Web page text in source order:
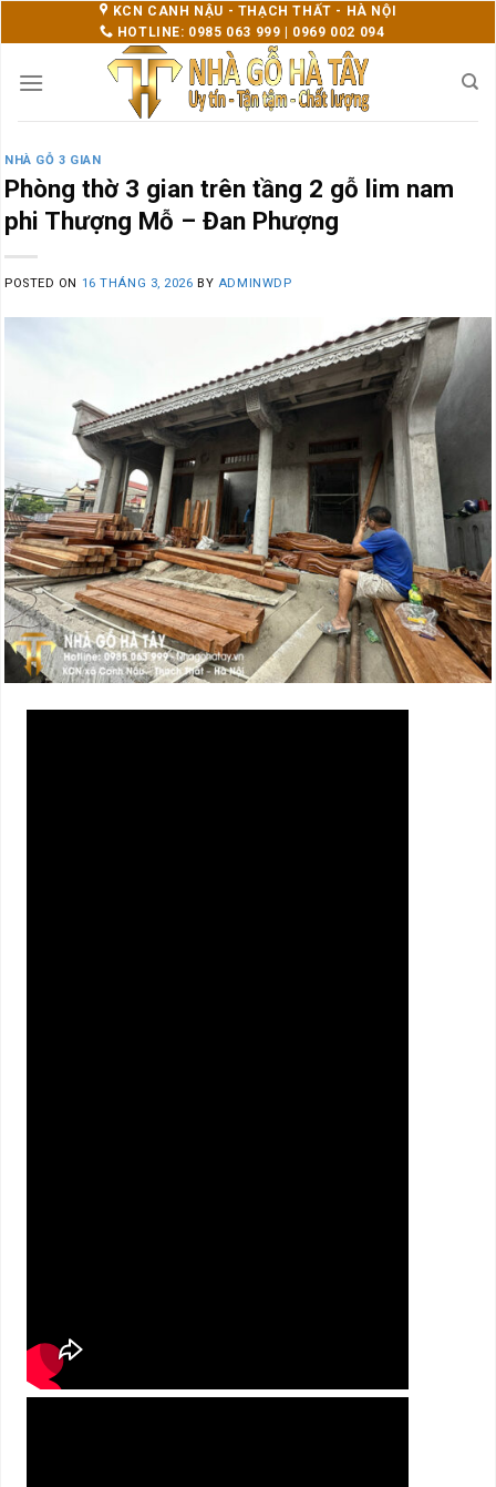
to
KCN CANH NẬU - THẠCH THẤT - HÀ NỘI
HOTLINE: 0985 063 999 | 0969 002 094
NHÀ GỖ 3 GIAN
Phòng thờ 3 gian trên tầng 2 gỗ lim nam
phi Thượng Mỗ – Đan Phượng
POSTED ON 16 THÁNG 3, 2026 BY ADMINWDP